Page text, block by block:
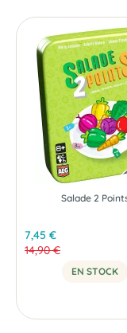
Salade 2
7,45 €
14,90 €
EN STOCK